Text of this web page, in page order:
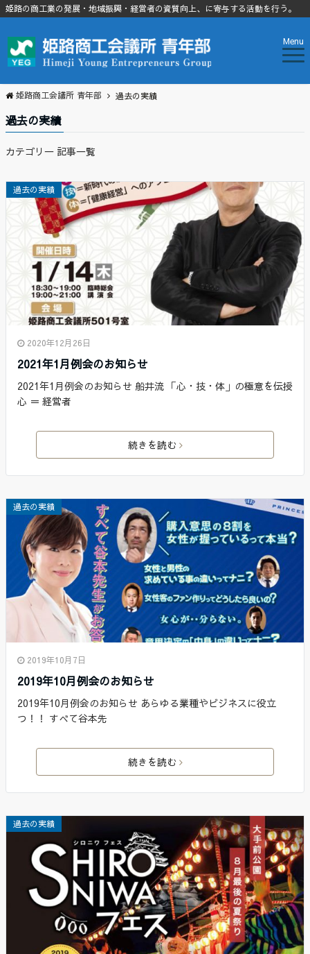
姫路の商工業の発展・地域振興・経営者の資質向上、に寄与する活動を行う。
Menu
姫路商工会議所 青年部 過去の実績
過去の実績
カテゴリ一 記事一覧
過去の実績
2020年12月26日
2021年1月例会のお知らせ
2021年1月例会のお知らせ 船井流 「心・技・体」の極意を伝授
心 ＝ 経営者
続きを読む
過去の実績
2019年10月7日
2019年10月例会のお知らせ
2019年10月例会のお知らせ あらゆる業種やビジネスに役立
つ！！ すべて谷本先
続きを読む
過去の実績